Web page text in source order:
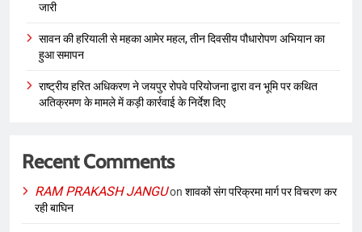
जारी
सावन की हरियाली से महका आमेर महल, तीन दिवसीय पौधारोपण अभियान का
हुआ समापन
राष्ट्रीय हरित अधिकरण ने जयपुर रोपवे परियोजना द्वारा वन भूमि पर कथित
अतिक्रमण के मामले में कड़ी कार्रवाई के निर्देश दिए
Recent Comments
RAM PRAKASH JANGUon शावकों संग परिक्रमा मार्ग पर विचरण कर
रही बाघिन